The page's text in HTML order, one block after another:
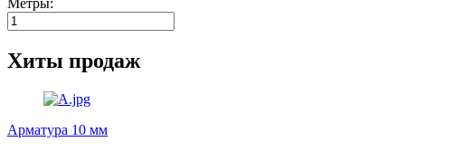
Метры:
Хиты продаж
Арматура 10 мм